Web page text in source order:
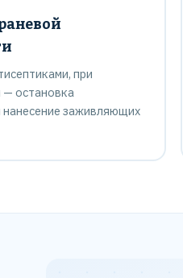
при
остановка
нанесение заживляющих